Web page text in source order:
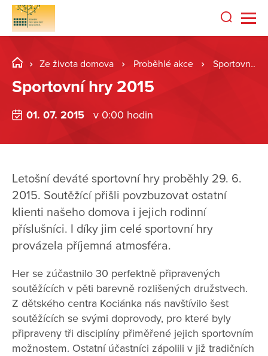
Ze života domova Proběhlé akce Sportovní hry 2015
Sportovní hry 2015
01. 07. 2015 v 0:00 hodin
Letošní deváté sportovní hry proběhly 29. 6.
2015. Soutěžící přišli povzbuzovat ostatní
klienti našeho domova i jejich rodinní
příslušníci. I díky jim celé sportovní hry
provázela příjemná atmosféra.
Her se zúčastnilo 30 perfektně připravených
soutěžících v pěti barevně rozlišených družstvech.
Z dětského centra Kociánka nás navštívilo šest
soutěžících se svými doprovody, pro které byly
připraveny tři disciplíny přiměřené jejich sportovním
možnostem. Ostatní účastníci zápolili v již tradičních